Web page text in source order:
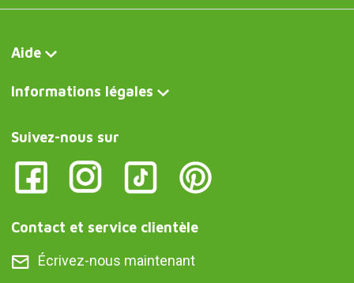
Aide
Informations légales
Suivez-nous sur
Contact et service clientèle
Écrivez-nous maintenant